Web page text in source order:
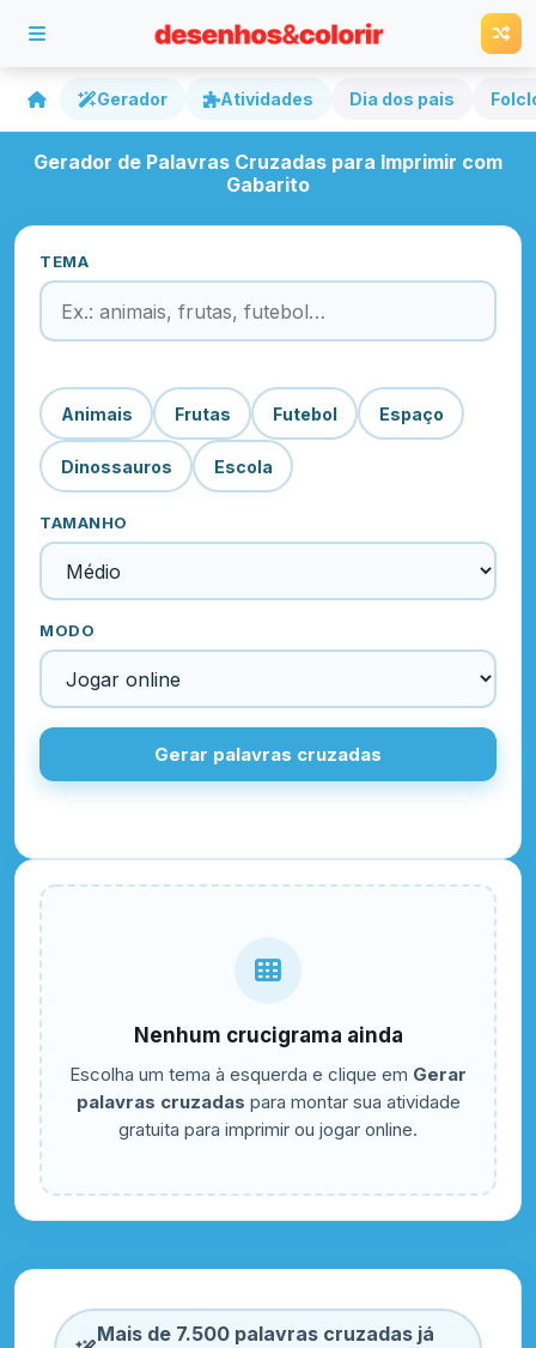
Gerador Atividades Dia dos pais
Gerador de Palavras Cruzadas para Imprimir com
Gabarito
TEMA
Animais Frutas Futebol Espaço
Dinossauros Escola
TAMANHO
MODO
Gerar palavras cruzadas
Nenhum crucigrama ainda
Escolha um tema à esquerda e clique em Gerar
palavras cruzadas para montar sua atividade
gratuita para imprimir ou jogar online.
Mais de 7.500 palavras cruzadas já